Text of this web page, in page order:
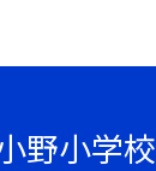
野小学校